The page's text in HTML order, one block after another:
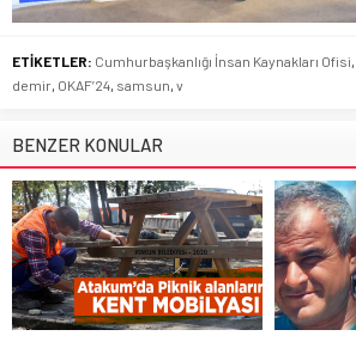
ETİKETLER: Cumhurbaşkanlığı İnsan Kaynakları Ofisi
demir OKAF’24 samsun v
BENZER KONULAR